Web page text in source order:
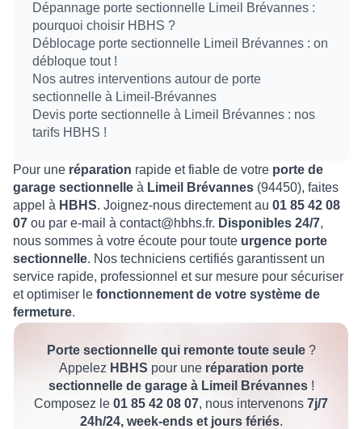
Dépannage porte sectionnelle Limeil Brévannes :
pourquoi choisir HBHS ?
Déblocage porte sectionnelle Limeil Brévannes : on
débloque tout !
Nos autres interventions autour de porte
sectionnelle à Limeil-Brévannes
Devis porte sectionnelle à Limeil Brévannes : nos
tarifs HBHS !
Pour une réparation rapide et fiable de votre porte de
garage sectionnelle à Limeil Brévannes (94450), faites
appel à HBHS. Joignez-nous directement au 01 85 42 08
07 ou par e-mail à contact@hbhs.fr. Disponibles 24/7,
nous sommes à votre écoute pour toute urgence porte
sectionnelle. Nos techniciens certifiés garantissent un
service rapide, professionnel et sur mesure pour sécuriser
et optimiser le fonctionnement de votre système de
fermeture.
Porte sectionnelle qui remonte toute seule?
Appelez HBHS pour une réparation porte
sectionnelle de garage à Limeil Brévannes !
Composez le 01 85 42 08 07, nous intervenons 7j/7
24h/24, week-ends et jours fériés.